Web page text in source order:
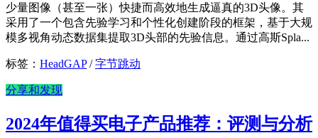
少量图像（甚至一张）快捷而高效地生成逼真的3D头像。其
采用了一个包含先验学习和个性化创建阶段的框架，基于大规
模多视角动态数据集提取3D头部的先验信息。通过高斯Spla...
标签： HeadGAP/字节跳动
分享和发现
2024年值得买电子产品推荐：评测与分析